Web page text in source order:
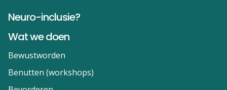
Neuro-inclusie?
Wat we doen
Bewustworden
Benutten (workshops)